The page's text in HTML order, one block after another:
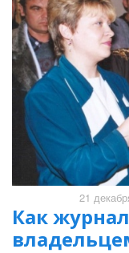
21
Как